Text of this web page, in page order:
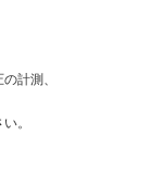
計測、
。